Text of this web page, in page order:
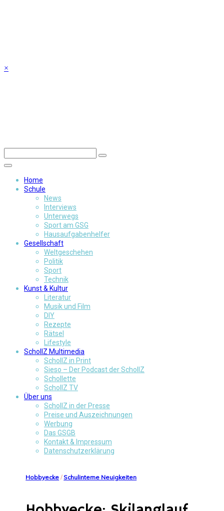
×
Home
Schule
News
Interviews
Unterwegs
Sport am GSG
Hausaufgabenhelfer
Gesellschaft
Weltgeschehen
Politik
Sport
Technik
Kunst & Kultur
Literatur
Musik und Film
DIY
Rezepte
Rätsel
Lifestyle
SchollZ Multimedia
SchollZ in Print
Sieso – Der Podcast der SchollZ
Schollette
SchollZ TV
Über uns
SchollZ in der Presse
Preise und Auszeichnungen
Werbung
Das GSGB
Kontakt & Impressum
Datenschutzerklärung
Hobbyecke / Schulinterne Neuigkeiten